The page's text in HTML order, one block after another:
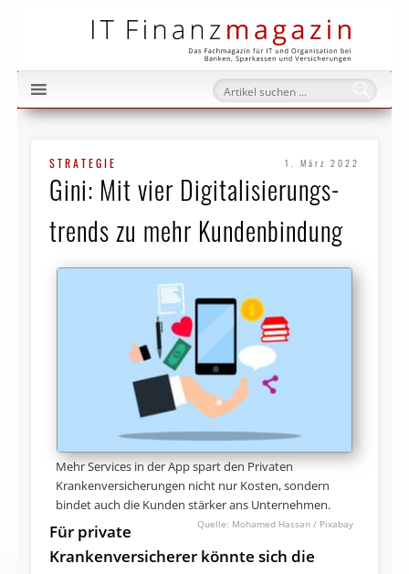
STRATEGIE 1. März 2022
Gini: Mit vier Digitalisierungs­
trends zu mehr Kundenbindung
Mehr Services in der App spart den Privaten
Krankenversicherungen nicht nur Kosten, sondern
bindet auch die Kunden stärker ans Unternehmen.
Mohamed Hassan / Pixabay
Für private
Krankenversicherer könnte sich die